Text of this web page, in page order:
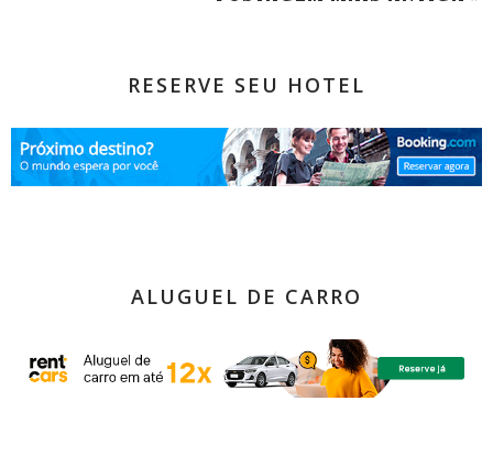
RESERVE SEU HOTEL
ALUGUEL DE CARRO